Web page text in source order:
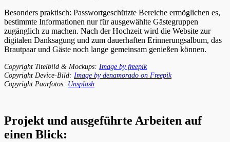
Besonders praktisch: Passwortgeschützte Bereiche ermöglichen es,
bestimmte Informationen nur für ausgewählte Gästegruppen
zugänglich zu machen. Nach der Hochzeit wird die Website zur
digitalen Danksagung und zum dauerhaften Erinnerungsalbum, das
Brautpaar und Gäste noch lange gemeinsam genießen können.
Copyright Titelbild & Mockups: Image by freepik
Copyright Device-Bild: Image by denamorado on Freepik
Copyright Paarfotos: Unsplash
Projekt und ausgeführte Arbeiten auf
einen Blick: